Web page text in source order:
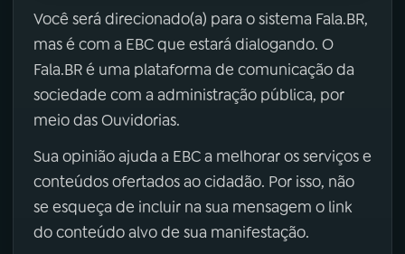
Você será direcionado(a) para o sistema Fala.BR,
mas é com a EBC que estará dialogando. O
Fala.BR é uma plataforma de comunicação da
sociedade com a administração pública, por
meio das Ouvidorias.
Sua opinião ajuda a EBC a melhorar os serviços e
conteúdos ofertados ao cidadão. Por isso, não
se esqueça de incluir na sua mensagem o link
do conteúdo alvo de sua manifestação.